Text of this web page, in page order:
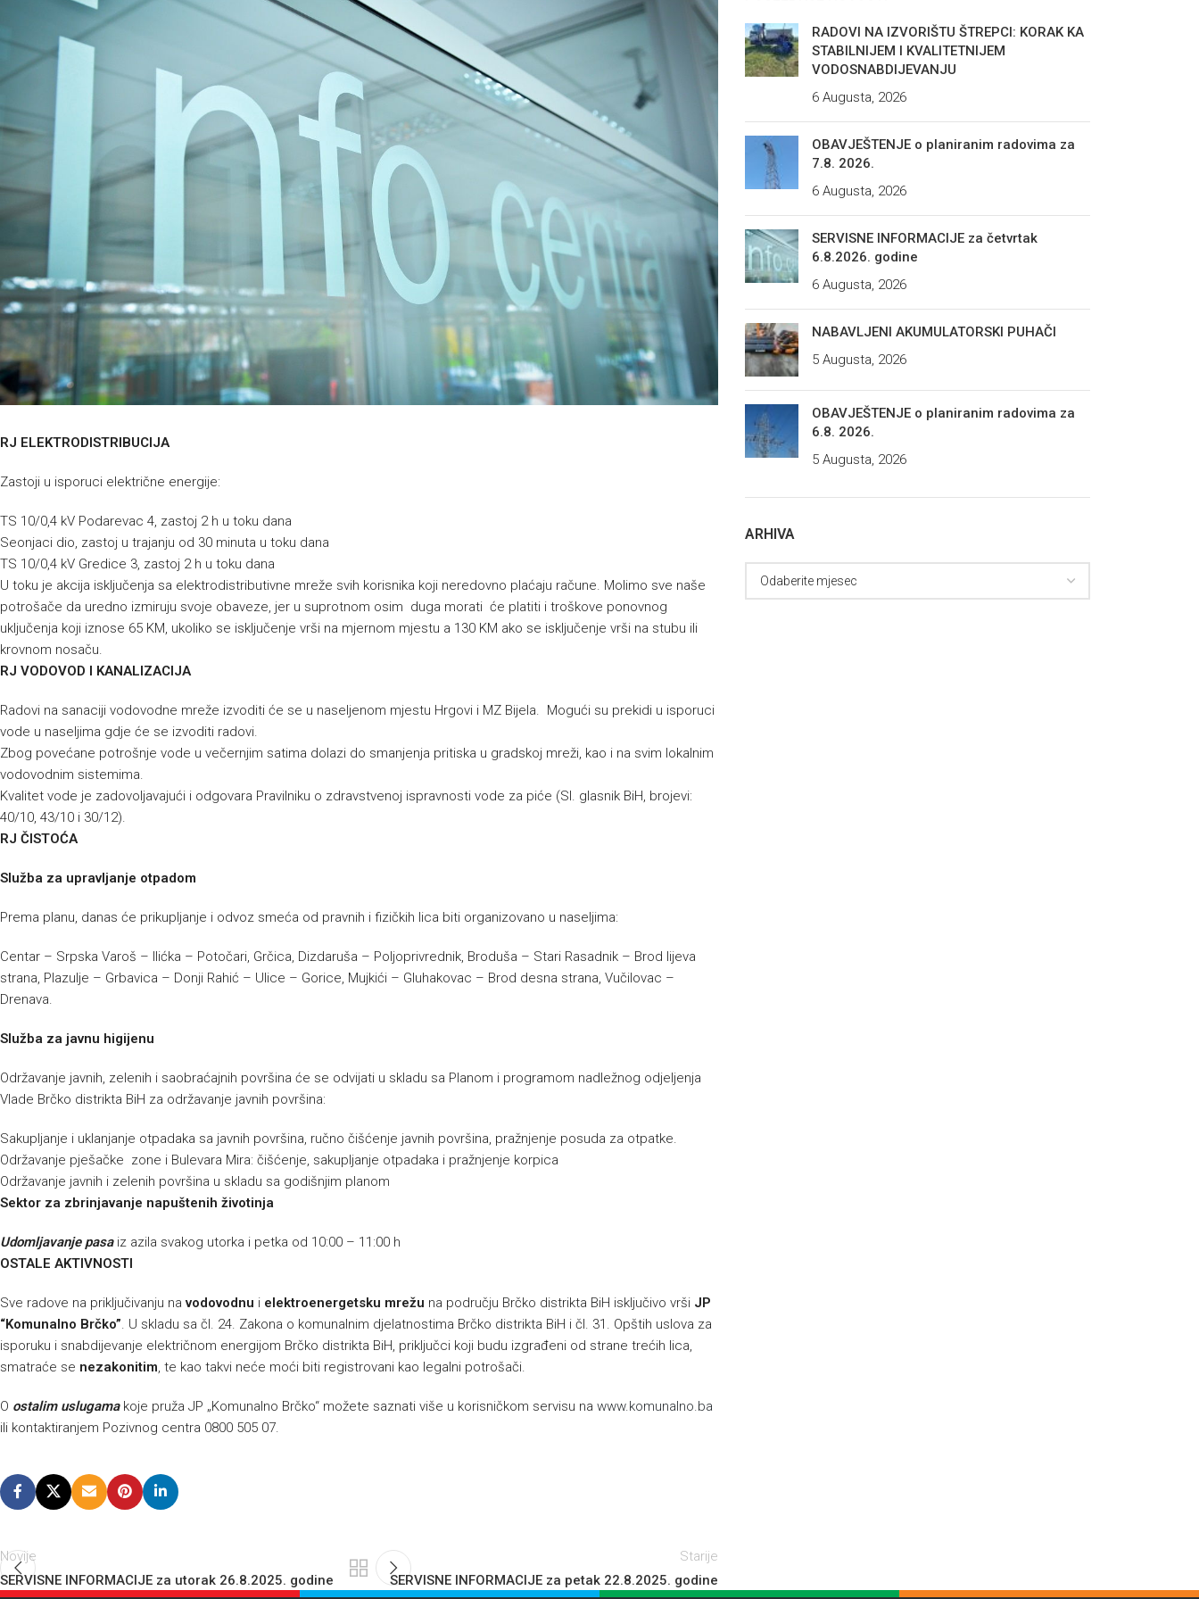
RJ ELEKTRODISTRIBUCIJA
Zastoji u isporuci električne energije:
TS 10/0,4 kV Podarevac 4, zastoj 2 h u toku dana
Seonjaci dio, zastoj u trajanju od 30 minuta u toku dana
TS 10/0,4 kV Gredice 3, zastoj 2 h u toku dana
U toku je akcija isključenja sa elektrodistributivne mreže svih korisnika koji neredovno plaćaju račune. Molimo sve naše
potrošače da uredno izmiruju svoje obaveze, jer u suprotnom osim duga morati će platiti i troškove ponovnog
uključenja koji iznose 65 KM, ukoliko se isključenje vrši na mjernom mjestu a 130 KM ako se isključenje vrši na stubu ili
krovnom nosaču.
RJ VODOVOD I KANALIZACIJA
Radovi na sanaciji vodovodne mreže izvoditi će se u naseljenom mjestu Hrgovi i MZ Bijela. Mogući su prekidi u isporuci
vode u naseljima gdje će se izvoditi radovi.
Zbog povećane potrošnje vode u večernjim satima dolazi do smanjenja pritiska u gradskoj mreži, kao i na svim lokalnim
vodovodnim sistemima.
Kvalitet vode je zadovoljavajući i odgovara Pravilniku o zdravstvenoj ispravnosti vode za piće (Sl. glasnik BiH, brojevi:
40/10, 43/10 i 30/12).
RJ ČISTOĆA
Služba za upravljanje otpadom
Prema planu, danas će prikupljanje i odvoz smeća od pravnih i fizičkih lica biti organizovano u naseljima:
Centar – Srpska Varoš – Ilićka – Potočari, Grčica, Dizdaruša – Poljoprivrednik, Broduša – Stari Rasadnik – Brod lijeva
strana, Plazulje – Grbavica – Donji Rahić – Ulice – Gorice, Mujkići – Gluhakovac – Brod desna strana, Vučilovac –
Drenava.
Služba za javnu higijenu
Održavanje javnih, zelenih i saobraćajnih površina će se odvijati u skladu sa Planom i programom nadležnog odjeljenja
Vlade Brčko distrikta BiH za održavanje javnih površina:
Sakupljanje i uklanjanje otpadaka sa javnih površina, ručno čišćenje javnih površina, pražnjenje posuda za otpatke.
Održavanje pješačke zone i Bulevara Mira: čišćenje, sakupljanje otpadaka i pražnjenje korpica
Održavanje javnih i zelenih površina u skladu sa godišnjim planom
Sektor za zbrinjavanje napuštenih životinja
Udomljavanje pasaiz azila svakog utorka i petka od 10:00 – 11:00 h
OSTALE AKTIVNOSTI
Sve radove na priključivanju navodovodnu i elektroenergetsku mrežu na području Brčko distrikta BiH isključivo vrši JP
“Komunalno Brčko”. U skladu sa čl. 24. Zakona o komunalnim djelatnostima Brčko distrikta BiH i čl. 31. Opštih uslova za
isporuku i snabdijevanje električnom energijom Brčko distrikta BiH, priključci koji budu izgrađeni od strane trećih lica,
smatraće se nezakonitim, te kao takvi neće moći biti registrovani kao legalni potrošači.
O ostalim uslugamakoje pruža JP „Komunalno Brčko“ možete saznati više u korisničkom servisu na www.komunalno.ba
ili kontaktiranjem Pozivnog centra 0800 505 07.
Novije
SERVISNE INFORMACIJE za utorak 26.8.2025. godine
Starije
SERVISNE INFORMACIJE za petak 22.8.2025. godine
RADOVI NA IZVORIŠTU ŠTREPCI: KORAK KA
STABILNIJEM I KVALITETNIJEM
VODOSNABDIJEVANJU
6 Augusta, 2026
OBAVJEŠTENJE o planiranim radovima za
7.8. 2026.
6 Augusta, 2026
SERVISNE INFORMACIJE za četvrtak
6.8.2026. godine
6 Augusta, 2026
NABAVLJENI AKUMULATORSKI PUHAČI
5 Augusta, 2026
OBAVJEŠTENJE o planiranim radovima za
6.8. 2026.
5 Augusta, 2026
ARHIVA